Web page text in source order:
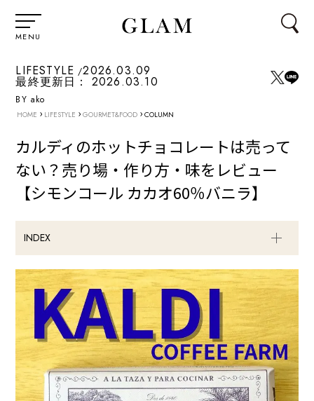
MENU
LIFESTYLE 2026.03.09
最終更新日： 2026.03.10
BY ako
HOME › LIFESTYLE › GOURMET&FOOD › COLUMN
カルディのホットチョコレートは売って
ない？売り場・作り方・味をレビュー
【シモンコール カカオ60％バニラ】
INDEX